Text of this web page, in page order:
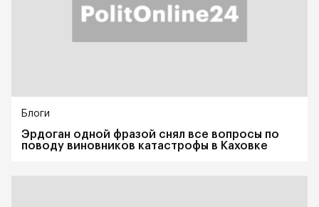
Блоги
Эрдоган одной фразой снял все вопросы по
поводу виновников катастрофы в Каховке